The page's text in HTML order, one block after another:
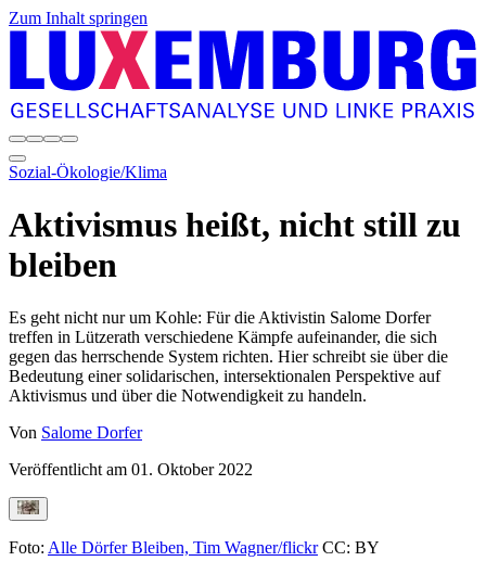
Zum Inhalt springen
Sozial-Ökologie/Klima
Aktivismus heißt, nicht still zu
bleiben
Es geht nicht nur um Kohle: Für die Aktivistin Salome Dorfer
treffen in Lützerath verschiedene Kämpfe aufeinander, die sich
gegen das herrschende System richten. Hier schreibt sie über die
Bedeutung einer solidarischen, intersektionalen Perspektive auf
Aktivismus und über die Notwendigkeit zu handeln.
Von Salome Dorfer
Veröffentlicht am 01. Oktober 2022
Foto: Alle Dörfer Bleiben, Tim Wagner/flickrCC: BY